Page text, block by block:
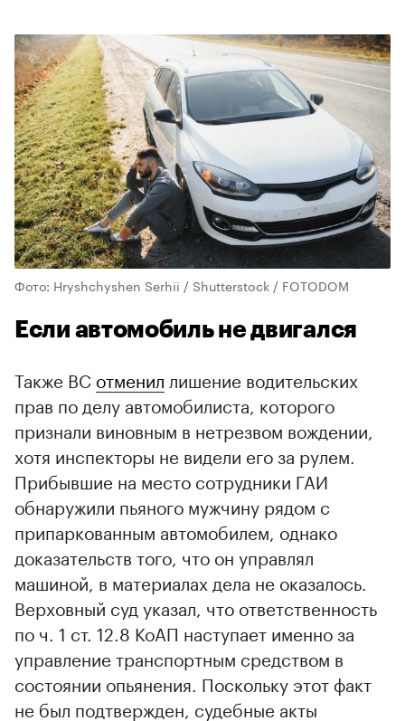
Фото: Hryshchyshen Serhii / Shutterstock / FOTODOM
Если автомобиль не двигался
Также ВС отменил лишение водительских
прав по делу автомобилиста, которого
признали виновным в нетрезвом вождении,
хотя инспекторы не видели его за рулем.
Прибывшие на место сотрудники ГАИ
обнаружили пьяного мужчину рядом с
припаркованным автомобилем, однако
доказательств того, что он управлял
машиной, в материалах дела не оказалось.
Верховный суд указал, что ответственность
по ч. 1 ст. 12.8 КоАП наступает именно за
управление транспортным средством в
состоянии опьянения. Поскольку этот факт
не был подтвержден, судебные акты